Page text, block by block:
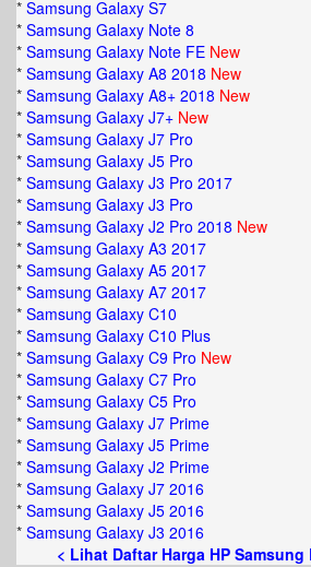
* Samsung Galaxy S7
* Samsung Galaxy Note 8
* Samsung Galaxy Note FE New
* Samsung Galaxy A8 2018 New
* Samsung Galaxy A8+ 2018 New
* Samsung Galaxy J7+ New
* Samsung Galaxy J7 Pro
* Samsung Galaxy J5 Pro
* Samsung Galaxy J3 Pro 2017
* Samsung Galaxy J3 Pro
* Samsung Galaxy J2 Pro 2018 New
* Samsung Galaxy A3 2017
* Samsung Galaxy A5 2017
* Samsung Galaxy A7 2017
* Samsung Galaxy C10
* Samsung Galaxy C10 Plus
* Samsung Galaxy C9 Pro New
* Samsung Galaxy C7 Pro
* Samsung Galaxy C5 Pro
* Samsung Galaxy J7 Prime
* Samsung Galaxy J5 Prime
* Samsung Galaxy J2 Prime
* Samsung Galaxy J7 2016
* Samsung Galaxy J5 2016
* Samsung Galaxy J3 2016
< Lihat Daftar Harga HP